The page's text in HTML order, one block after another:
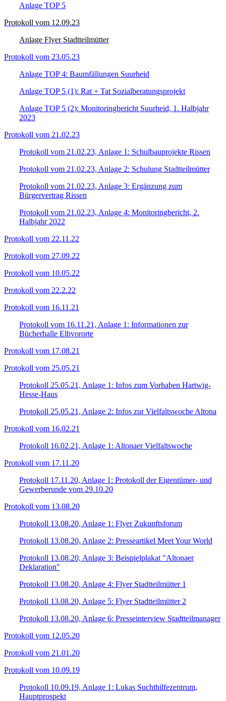
Anlage TOP 5
Protokoll vom 12.09.23
Anlage Flyer Stadtteilmütter
Protokoll vom 23.05.23
Anlage TOP 4: Baumfällungen Suurheid
Anlage TOP 5 (1): Rat + Tat Sozialberatungsprojekt
Anlage TOP 5 (2): Monitoringbericht Suurheid, 1. Halbjahr
2023
Protokoll vom 21.02.23
Protokoll vom 21.02.23, Anlage 1: Schulbauprojekte Rissen
Protokoll vom 21.02.23, Anlage 2: Schulung Stadtteilmütter
Protokoll vom 21.02.23, Anlage 3: Ergänzung zum
Bürgervertrag Rissen
Protokoll vom 21.02.23, Anlage 4: Monitoringbericht, 2.
Halbjahr 2022
Protokoll vom 22.11.22
Protokoll vom 27.09.22
Protokoll vom 10.05.22
Protokoll vom 22.2.22
Protokoll vom 16.11.21
Protokoll vom 16.11.21, Anlage 1: Informationen zur
Bücherhalle Elbvororte
Protokoll vom 17.08.21
Protokoll vom 25.05.21
Protokoll 25.05.21, Anlage 1: Infos zum Vorhaben Hartwig-
Hesse-Haus
Protokoll 25.05.21, Anlage 2: Infos zur Vielfaltswoche Altona
Protokoll vom 16.02.21
Protokoll 16.02.21, Anlage 1: Altonaer Vielfaltswoche
Protokoll vom 17.11.20
Protokoll 17.11.20, Anlage 1: Protokoll der Eigentümer- und
Gewerberunde vom 29.10.20
Protokoll vom 13.08.20
Protokoll 13.08.20, Anlage 1: Flyer Zukunftsforum
Protokoll 13.08.20, Anlage 2: Presseartikel Meet Your World
Protokoll 13.08.20, Anlage 3: Beispielplakat "Altonaer
Deklaration"
Protokoll 13.08.20, Anlage 4: Flyer Stadtteilmütter 1
Protokoll 13.08.20, Anlage 5: Flyer Stadtteilmütter 2
Protokoll 13.08.20, Anlage 6: Presseinterview Stadtteilmanager
Protokoll vom 12.05.20
Protokoll vom 21.01.20
Protokoll vom 10.09.19
Protokoll 10.09.19, Anlage 1: Lukas Suchthilfezentrum,
Hauptprospekt